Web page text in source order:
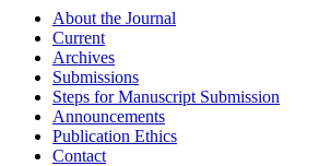
About the Journal
Current
Archives
Submissions
Steps for Manuscript Submission
Announcements
Publication Ethics
Contact